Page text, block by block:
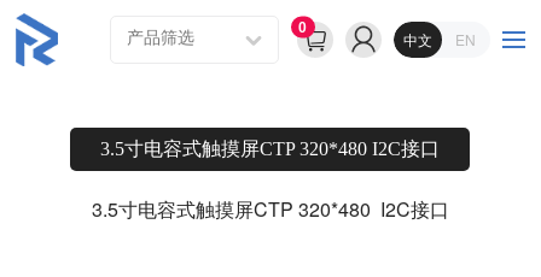
0
中文 EN
3.5寸电容式触摸屏CTP 320*480 I2C接口
3.5寸电容式触摸屏CTP 320*480  I2C接口